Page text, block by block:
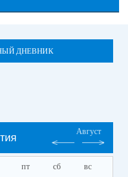
ДНЕВНИК
Август
пт сб вс